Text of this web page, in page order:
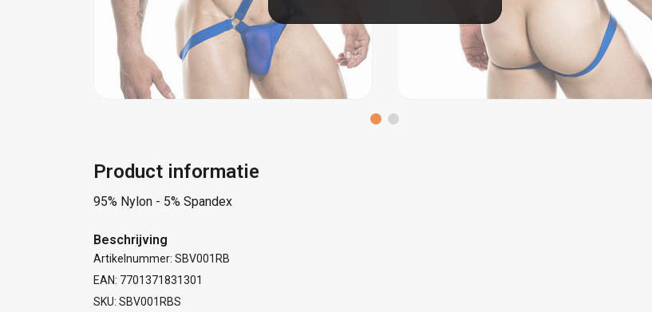
Product informatie
95% Nylon - 5% Spandex
Beschrijving
Artikelnummer: SBV001RB
EAN: 7701371831301
SKU: SBV001RBS